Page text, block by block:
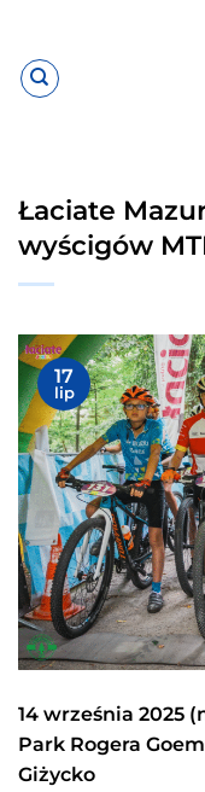
zawartości
Łaciate
wyścigów
17
lip
14 września 2025
Park Rogera
Giżycko